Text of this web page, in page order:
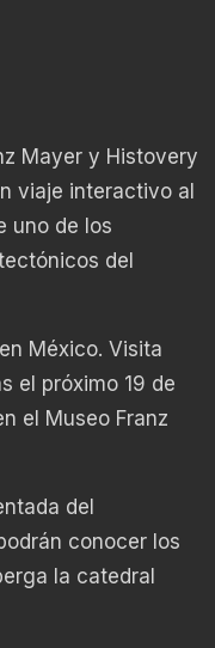
Mayer y Histovery
viaje interactivo al
uno de los
del
México. Visita
el próximo 19 de
el Museo Franz
del
conocer los
la catedral